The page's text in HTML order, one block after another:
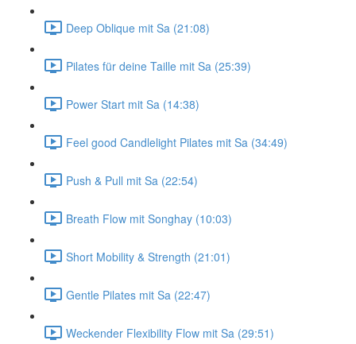
Deep Oblique mit Sa (21:08)
Pilates für deine Taille mit Sa (25:39)
Power Start mit Sa (14:38)
Feel good Candlelight Pilates mit Sa (34:49)
Push & Pull mit Sa (22:54)
Breath Flow mit Songhay (10:03)
Short Mobility & Strength (21:01)
Gentle Pilates mit Sa (22:47)
Weckender Flexibility Flow mit Sa (29:51)